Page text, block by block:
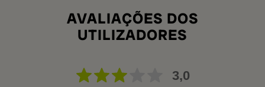
AVALIAÇÕES DOS
UTILIZADORES
3,0